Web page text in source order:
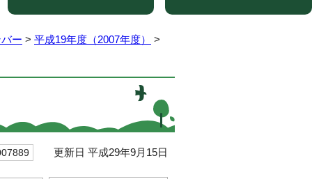
ー > 平成19年度（2007年度） >
更新日 平成29年9月15日